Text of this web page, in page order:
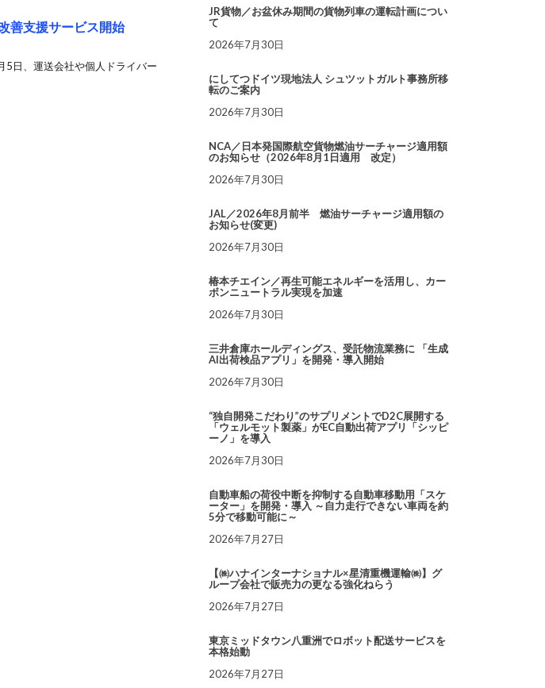
善支援サービス開始
5日、運送会社や個人ドライバー
JR貨物／お盆休み期間の貨物列車の運転計画につい
て
2026年7月30日
にしてつドイツ現地法人 シュツットガルト事務所移
転のご案内
2026年7月30日
NCA／日本発国際航空貨物燃油サーチャージ適用額
のお知らせ（2026年8月1日適用 改定）
2026年7月30日
JAL／2026年8月前半 燃油サーチャージ適用額の
お知らせ(変更)
2026年7月30日
椿本チエイン／再生可能エネルギーを活用し、カー
ボンニュートラル実現を加速
2026年7月30日
三井倉庫ホールディングス、受託物流業務に 「生成
AI出荷検品アプリ」を開発・導入開始
2026年7月30日
“独自開発こだわり”のサプリメントでD2C展開する
「ウェルモット製薬」がEC自動出荷アプリ「シッピ
ーノ」を導入
2026年7月30日
自動車船の荷役中断を抑制する自動車移動用「スケ
ーター」を開発・導入 ～自力走行できない車両を約
5分で移動可能に～
2026年7月27日
【㈱ハナインターナショナル×星清重機運輸㈱】グ
ループ会社で販売力の更なる強化ねらう
2026年7月27日
東京ミッドタウン八重洲でロボット配送サービスを
本格始動
2026年7月27日